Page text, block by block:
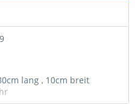
lang , 10cm breit